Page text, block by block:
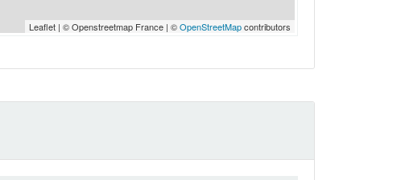
Leaflet | © Openstreetmap France | ©OpenStreetMapcontributors